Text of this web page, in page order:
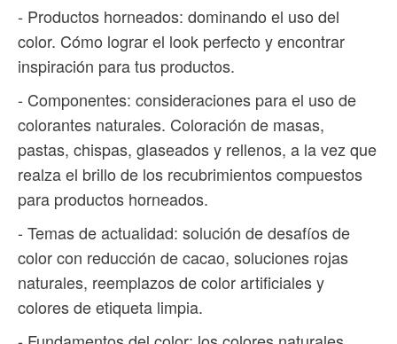
- Productos horneados: dominando el uso del
color. Cómo lograr el look perfecto y encontrar
inspiración para tus productos.
- Componentes: consideraciones para el uso de
colorantes naturales. Coloración de masas,
pastas, chispas, glaseados y rellenos, a la vez que
realza el brillo de los recubrimientos compuestos
para productos horneados.
- Temas de actualidad: solución de desafíos de
color con reducción de cacao, soluciones rojas
naturales, reemplazos de color artificiales y
colores de etiqueta limpia.